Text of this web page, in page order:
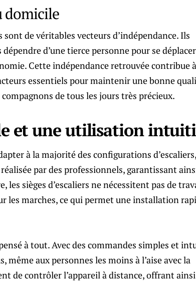
domicile
sont de véritables vecteurs d’indépendance. Ils
d’une tierce personne pour se
Cette indépendance retrouvée contribue à
essentiels pour maintenir une bonne
de tous les jours très précieux.
et une utilisation
à la majorité des configurations
par des professionnels, garantissant
sièges d’escaliers ne nécessitent pas de
les marches, ce qui permet une installation
à tout. Avec des commandes simples et
même aux personnes les moins à l’aise avec la
de contrôler l’appareil à distance, offrant